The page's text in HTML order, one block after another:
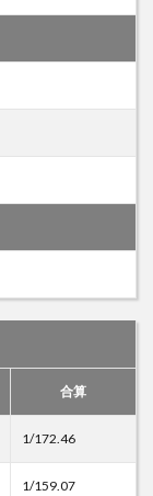
合算
1/172.46
1/159.07